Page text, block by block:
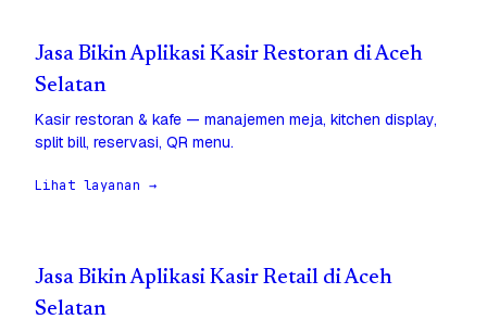
Jasa Bikin Aplikasi Kasir Restoran di Aceh
Selatan
Kasir restoran & kafe — manajemen meja, kitchen display,
split bill, reservasi, QR menu.
Lihat layanan →
Jasa Bikin Aplikasi Kasir Retail di Aceh
Selatan